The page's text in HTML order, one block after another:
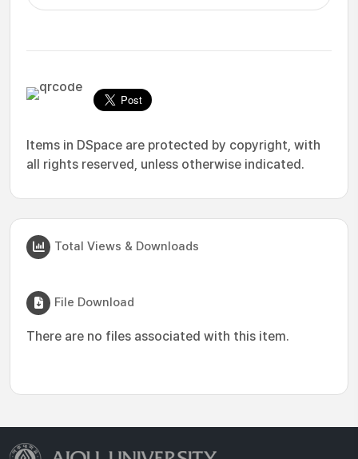
Items in DSpace are protected by copyright, with
all rights reserved, unless otherwise indicated.
Total Views & Downloads
File Download
There are no files associated with this item.